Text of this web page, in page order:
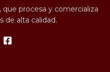
procesa y comercializa
de alta calidad.